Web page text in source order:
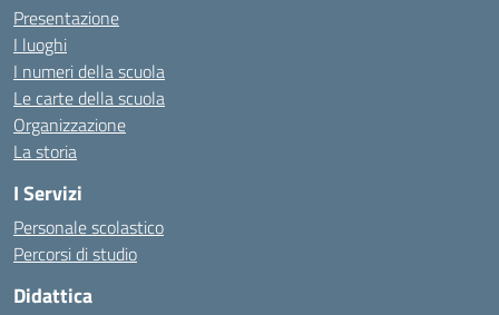
Presentazione
I luoghi
I numeri della scuola
Le carte della scuola
Organizzazione
La storia
I Servizi
Personale scolastico
Percorsi di studio
Didattica